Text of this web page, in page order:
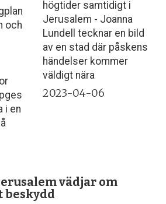
och
i en
högtider samtidigt i
Jerusalem - Joanna
Lundell tecknar en bild
av en stad där påskens
händelser kommer
väldigt nära
2023-04-06
vädjar om